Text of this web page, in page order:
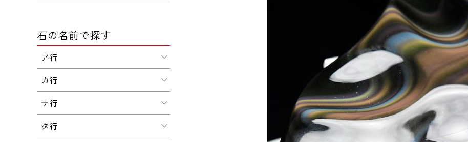
石の名前で探す
ア行
カ行
サ行
タ行